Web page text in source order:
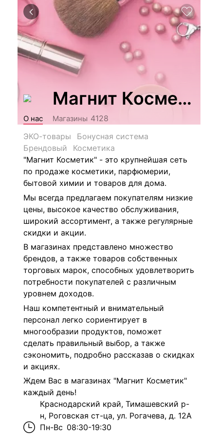
Магнит Косметик
О нас Магазины 4128
ЭКО-товары
Бонусная система
Брендовый
Косметика
"Магнит Косметик" - это крупнейшая сеть
по продаже косметики, парфюмерии,
бытовой химии и товаров для дома.
Мы всегда предлагаем покупателям низкие
цены, высокое качество обслуживания,
широкий ассортимент, а также регулярные
скидки и акции.
В магазинах представлено множество
брендов, а также товаров собственных
торговых марок, способных удовлетворить
потребности покупателей с различным
уровнем доходов.
Наш компетентный и внимательный
персонал легко сориентирует в
многообразии продуктов, поможет
сделать правильный выбор, а также
сэкономить, подробно рассказав о скидках
и акциях.
Ждем Вас в магазинах "Магнит Косметик"
каждый день!
Краснодарский край, Тимашевский р-
н, Роговская ст-ца, ул. Рогачева, д. 12А
Пн-Вс 08:30-19:30